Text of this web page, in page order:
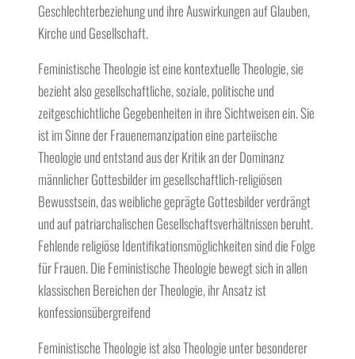
Geschlechterbeziehung und ihre Auswirkungen auf Glauben,
Kirche und Gesellschaft.
Feministische Theologie ist eine kontextuelle Theologie, sie
bezieht also gesellschaftliche, soziale, politische und
zeitgeschichtliche Gegebenheiten in ihre Sichtweisen ein. Sie
ist im Sinne der Frauenemanzipation eine parteiische
Theologie und entstand aus der Kritik an der Dominanz
männlicher Gottesbilder im gesellschaftlich-religiösen
Bewusstsein, das weibliche geprägte Gottesbilder verdrängt
und auf patriarchalischen Gesellschaftsverhältnissen beruht.
Fehlende religiöse Identifikationsmöglichkeiten sind die Folge
für Frauen. Die Feministische Theologie bewegt sich in allen
klassischen Bereichen der Theologie, ihr Ansatz ist
konfessionsübergreifend
Feministische Theologie ist also Theologie unter besonderer